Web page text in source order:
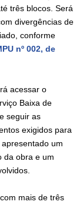
três blocos. Será
divergências de
conforme
nº 002, de
acessar o
Baixa de
seguir as
exigidos para
um
da obra e um
mais de três